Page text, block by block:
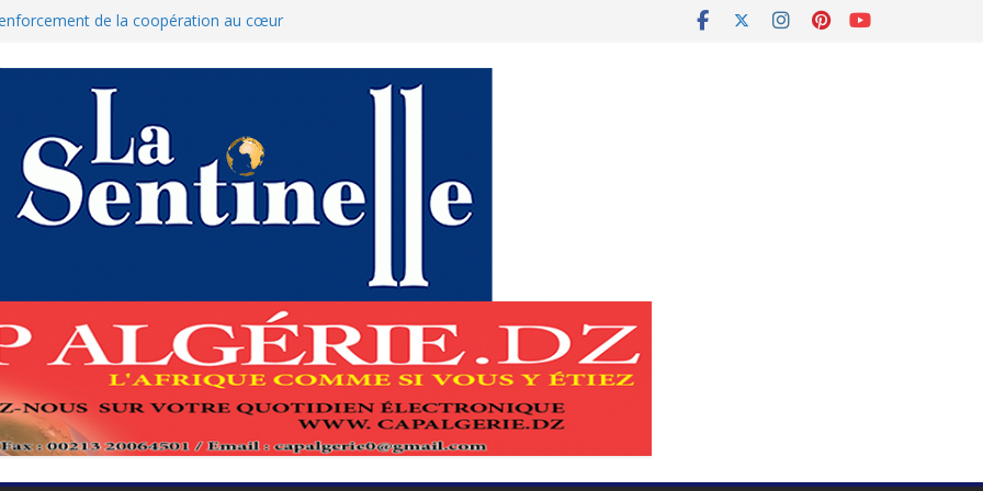
de la coopération au cœur
accélère la reconquête de son tissu
: Le ministère des Finances dément
des nouvelles mesures
pour protéger El-Qods
à-tête diplomatiques en marge du